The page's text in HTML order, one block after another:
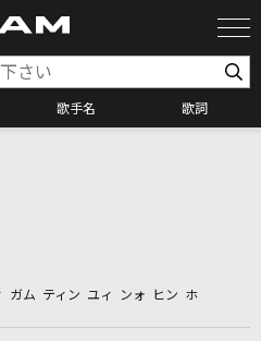
歌手名 歌詞
ガム ティン ユィ ンォ ヒン ホ